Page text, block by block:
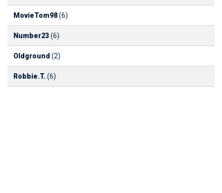
MovieTom98(6)
Number23(6)
Oldground (2)
Robbie.T.(6)